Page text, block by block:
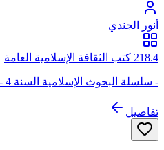
أنور الجندي
218.4 كتب الثقافة الإسلامية العامة
- سلسلة البحوث الإسلامية السنة 4 - العدد 51
تفاصيل